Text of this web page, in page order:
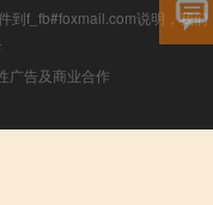
到f_fb#foxmail.com说明，我们
广告及商业合作